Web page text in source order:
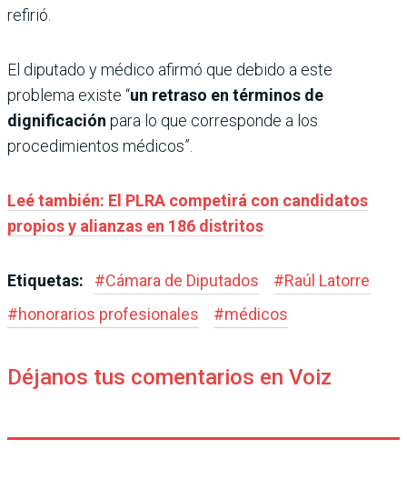
refirió.
El diputado y médico afirmó que debido a este
problema existe “un retraso en términos de
dignificación para lo que corresponde a los
procedimientos médicos”.
Leé también: El PLRA competirá con candidatos
propios y alianzas en 186 distritos
Etiquetas: #Cámara de Diputados #Raúl Latorre
#honorarios profesionales #médicos
Déjanos tus comentarios en Voiz